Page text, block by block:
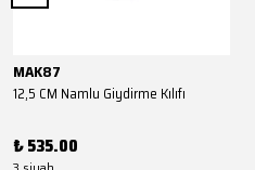
MAK87
12,5 CM Namlu Giydirme Kılıfı
₺ 535.00